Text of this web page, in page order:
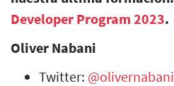
Developer Program 2023.
Oliver Nabani
Twitter: @olivernabani